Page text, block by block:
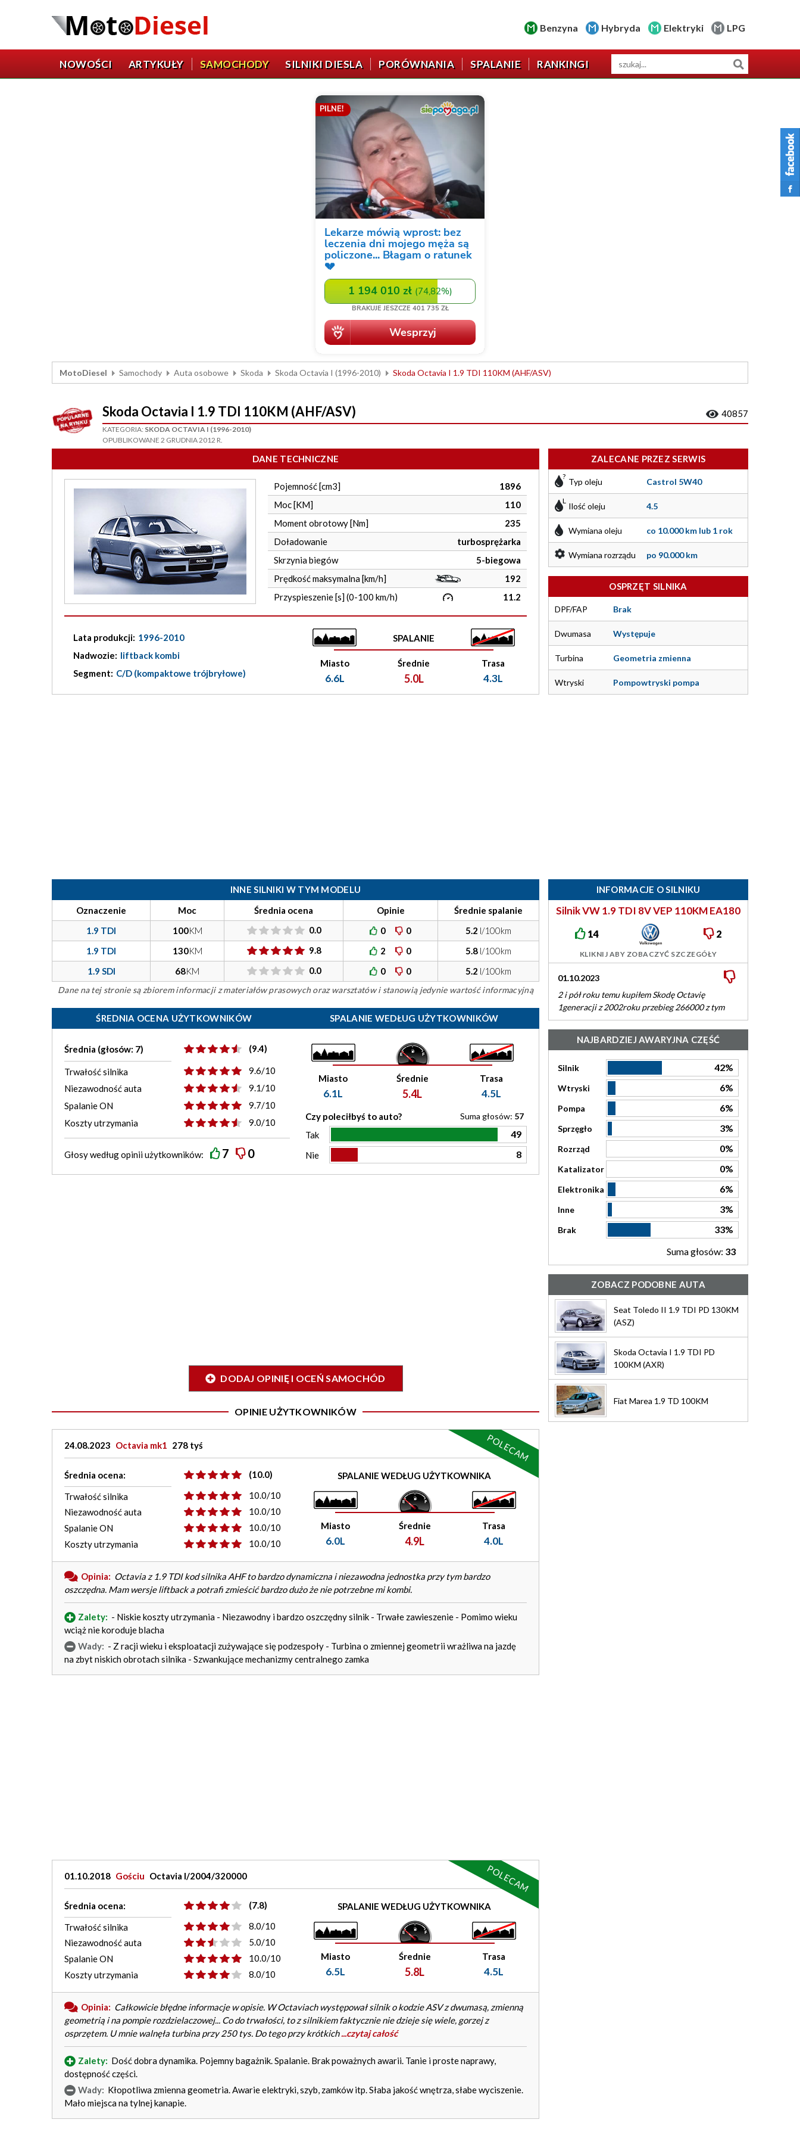
Benzyna Hybryda Elektryki LPG
NOWOŚCI ARTYKUŁY SAMOCHODY SILNIKI DIESLA PORÓWNANIA SPALANIE RANKINGI
MotoDiesel Samochody Auta osobowe Skoda Skoda Octavia I (1996-2010) Skoda Octavia I 1.9 TDI 110KM (AHF/ASV)
Skoda Octavia I 1.9 TDI 110KM (AHF/ASV) 40857
KATEGORIA: SKODA OCTAVIA I (1996-2010)
OPUBLIKOWANE 2 GRUDNIA 2012 R.
DANE TECHNICZNE
Pojemność [cm3]
1896
Moc [KM]
110
Moment obrotowy [Nm]
235
Doładowanie
turbosprężarka
Skrzynia biegów
5-biegowa
Prędkość maksymalna [km/h]
192
Przyspieszenie [s] (0-100 km/h)
11.2
Lata produkcji: 1996-2010
Nadwozie: liftback kombi
Segment: C/D (kompaktowe trójbryłowe)
SPALANIE
Miasto
6.6L
Średnie
5.0L
Trasa
4.3L
ZALECANE PRZEZ SERWIS
Typ oleju Castrol 5W40
Ilość oleju 4.5
Wymiana oleju co 10.000 km lub 1 rok
Wymiana rozrządu po 90.000 km
OSPRZĘT SILNIKA
DPF/FAP Brak
Dwumasa Występuje
Turbina Geometria zmienna
Wtryski Pompowtryski pompa
INNE SILNIKI W TYM MODELU
Oznaczenie
Moc Średnia ocena Opinie
Średnie spalanie
1.9 TDI
100KM 0.0 0 0 5.2 l/100km
1.9 TDI
130KM 9.8 2 0 5.8 l/100km
1.9 SDI
68KM 0.0 0 0 5.2 l/100km
Dane na tej stronie są zbiorem informacji z materiałów prasowych oraz warsztatów i stanowią jedynie wartość informacyjną
ŚREDNIA OCENA UŻYTKOWNIKÓW
Średnia (głosów: 7) (9.4)
Trwałość silnika
9.6/10
Niezawodność auta
9.1/10
Spalanie ON
9.7/10
Koszty utrzymania
9.0/10
Głosy wedługopiniiużytkowników: 7 0
SPALANIE WEDŁUG UŻYTKOWNIKÓW
Miasto
6.1L
Średnie
5.4L
Trasa
4.5L
Czy poleciłbyś to auto? Suma głosów: 57
Tak 49
Nie 8
DODAJ OPINIĘ I OCEŃ SAMOCHÓD
OPINIE UŻYTKOWNIKÓW
24.08.2023 Octavia mk1 278 tyś
Średnia ocena: (10.0)
Trwałość silnika
10.0/10
Niezawodność auta
10.0/10
Spalanie ON
10.0/10
Koszty utrzymania
10.0/10
SPALANIE WEDŁUG UŻYTKOWNIKA
Miasto
6.0L
Średnie
4.9L
Trasa
4.0L
Opinia: Octavia z 1.9 TDI kod silnika AHF to bardzo dynamiczna i niezawodna jednostka przy tym bardzo
oszczędna. Mam wersje liftback a potrafi zmieścić bardzo dużo że nie potrzebne mi kombi.
Zalety: - Niskie koszty utrzymania - Niezawodny i bardzo oszczędny silnik - Trwałe zawieszenie - Pomimo wieku
wciąż nie koroduje blacha
Wady: - Z racji wieku i eksploatacji zużywające się podzespoły - Turbina o zmiennej geometrii wrażliwa na jazdę
na zbyt niskich obrotach silnika - Szwankujące mechanizmy centralnego zamka
POLECAM
01.10.2018 Gościu Octavia I/2004/320000
Średnia ocena: (7.8)
Trwałość silnika
8.0/10
Niezawodność auta
5.0/10
Spalanie ON
10.0/10
Koszty utrzymania
8.0/10
SPALANIE WEDŁUG UŻYTKOWNIKA
Miasto
6.5L
Średnie
5.8L
Trasa
4.5L
Opinia: Całkowicie błędne informacje w opisie. W Octaviach występował silnik o kodzie ASV z dwumasą, zmienną
geometrią i na pompie rozdzielaczowej... Co do trwałości, to z silnikiem faktycznie nie dzieje się wiele, gorzej z
osprzętem. U mnie walnęła turbina przy 250 tys. Do tego przy krótkich...czytaj całość
Zalety: Dość dobra dynamika. Pojemny bagażnik. Spalanie. Brak poważnych awarii. Tanie i proste naprawy,
dostępność części.
Wady: Kłopotliwa zmienna geometria. Awarie elektryki, szyb, zamków itp. Słaba jakość wnętrza, słabe wyciszenie.
Mało miejsca na tylnej kanapie.
POLECAM
INFORMACJE O SILNIKU
Silnik VW 1.9 TDI 8V VEP 110KM EA180
14 2
KLIKNIJ ABY ZOBACZYĆ SZCZEGÓŁY
01.10.2023
2 i pół roku temu kupiłem Skodę Octavię
1generacji z 2002roku przebieg 266000 z tym
silnikiem dotychczas nie było z…
NAJBARDZIEJ AWARYJNA CZĘŚĆ
Silnik 42%
Wtryski 6%
Pompa 6%
Sprzęgło 3%
Rozrząd 0%
Katalizator 0%
Elektronika 6%
Inne 3%
Brak
33%
Suma głosów: 33
ZOBACZ PODOBNE AUTA
Seat Toledo II 1.9 TDI PD 130KM
(ASZ)
Skoda Octavia I 1.9 TDI PD
100KM (AXR)
Fiat Marea 1.9 TD 100KM